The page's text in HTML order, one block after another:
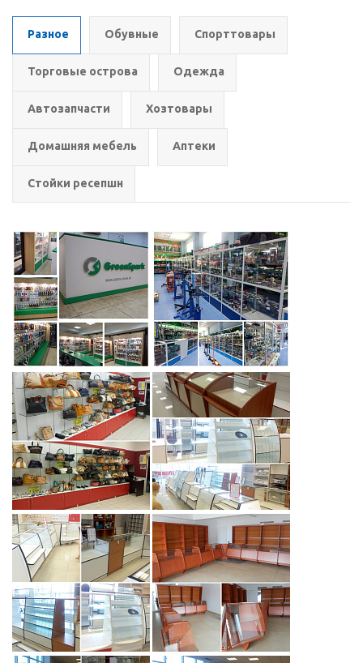
Разное Обувные Спорттовары
Торговые острова Одежда
Автозапчасти Хозтовары
Домашняя мебель Аптеки
Стойки ресепшн